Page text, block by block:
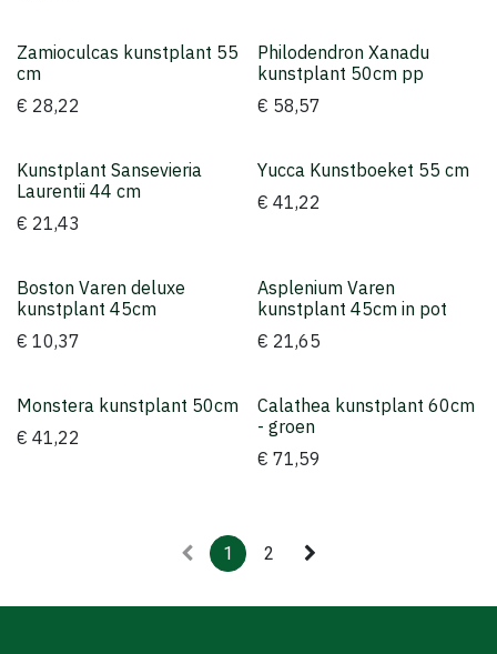
Zamioculcas kunstplant 55
cm
€ 28,22
Philodendron Xanadu
kunstplant 50cm pp
€ 58,57
Kunstplant Sansevieria
Laurentii 44 cm
€ 21,43
Yucca Kunstboeket 55 cm
€ 41,22
Boston Varen deluxe
kunstplant 45cm
€ 10,37
Asplenium Varen
kunstplant 45cm in pot
€ 21,65
Monstera kunstplant 50cm
€ 41,22
Calathea kunstplant 60cm
- groen
€ 71,59
1 2